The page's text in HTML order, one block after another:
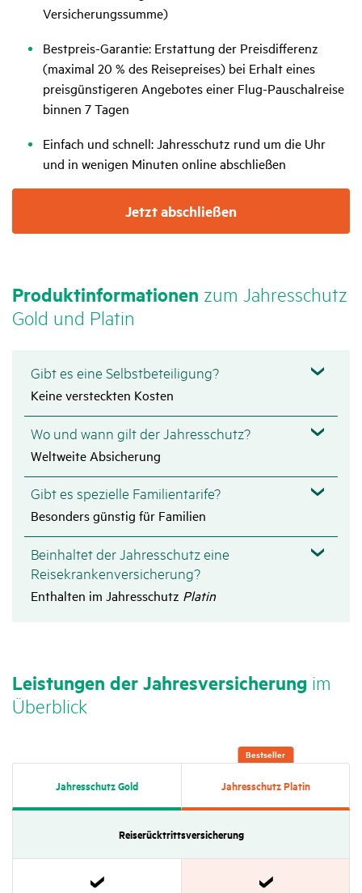
Versicherungssumme)
Bestpreis-Garantie: Erstattung der Preisdifferenz
(maximal 20 % des Reisepreises) bei Erhalt eines
preisgünstigeren Angebotes einer Flug-Pauschalreise
binnen 7 Tagen
Einfach und schnell: Jahresschutz rund um die Uhr
und in wenigen Minuten online abschließen
Jetzt abschließen
Produkt­in­for­ma­tionen zum Jahres­schutz
Gold und Platin
Gibt es eine Selbstbeteiligung?
Keine versteckten Kosten
Wo und wann gilt der Jahresschutz?
Weltweite Absicherung
Gibt es spezielle Familientarife?
Besonders günstig für Familien
Beinhaltet der Jahresschutz eine
Reisekrankenversicherung?
Enthalten im Jahresschutz Platin
Leis­tungen der Jahres­ver­si­che­rung im
Über­blick
Jahres­schutz Gold
Best­seller
Jahres­schutz Platin
Reise­rück­tritts­versi­che­rung